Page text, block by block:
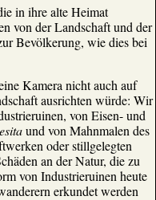
in ihre alte Heimat
von der Landschaft und der
Bevölkerung, wie dies bei
Kamera nicht auch auf
ausrichten würde: Wir
von Eisen- und
und von Mahnmalen des
oder stillgelegten
an der Natur, die zu
von Industrieruinen heute
erkundet werden